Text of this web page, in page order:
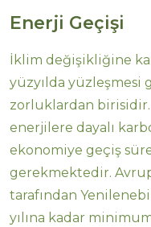
Enerji Geçişi
İklim değişikliğine
yüzyılda yüzleşmesi
zorluklardan
enerjilere dayalı
ekonomiye geçiş
gerekmektedir.
tarafından
yılına kadar